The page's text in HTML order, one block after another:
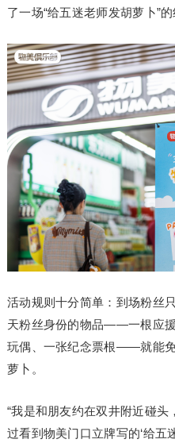
了一场“给五迷老师发胡萝卜”的
活动规则十分简单：到场粉丝
天粉丝身份的物品——一根应援
玩偶、一张纪念票根——就能免
萝卜。
“我是和朋友约在双井附近碰
过看到物美门口立牌写的‘给五